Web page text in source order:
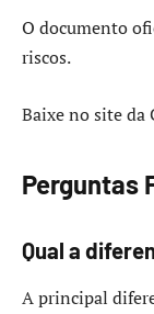
O documento
riscos.
Baixe no site da
Perguntas
Qual a
A principal